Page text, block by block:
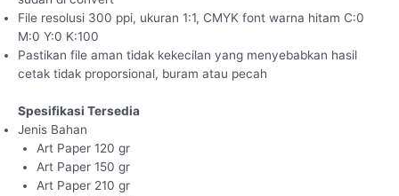
File resolusi 300 ppi, ukuran 1:1, CMYK font warna hitam C:0
M:0 Y:0 K:100
Pastikan file aman tidak kekecilan yang menyebabkan hasil
cetak tidak proporsional, buram atau pecah
Spesifikasi Tersedia
Jenis Bahan
Art Paper 120 gr
Art Paper 150 gr
Art Paper 210 gr